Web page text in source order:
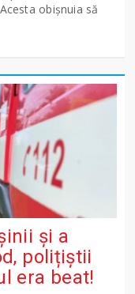
obișnuia să
și a
polițiștii
era beat!